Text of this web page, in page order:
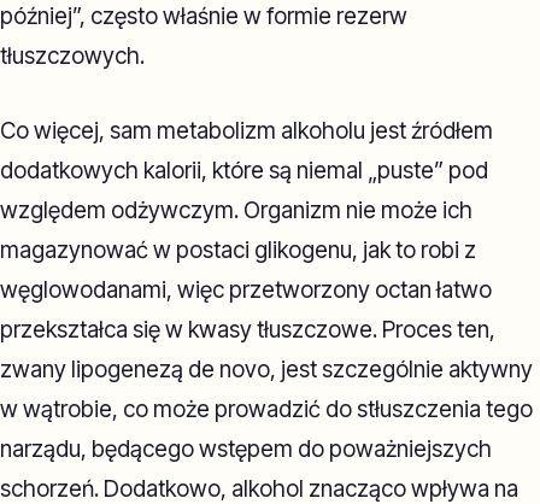
później”, często właśnie w formie rezerw
tłuszczowych.
Co więcej, sam metabolizm alkoholu jest źródłem
dodatkowych kalorii, które są niemal „puste” pod
względem odżywczym. Organizm nie może ich
magazynować w postaci glikogenu, jak to robi z
węglowodanami, więc przetworzony octan łatwo
przekształca się w kwasy tłuszczowe. Proces ten,
zwany lipogenezą de novo, jest szczególnie aktywny
w wątrobie, co może prowadzić do stłuszczenia tego
narządu, będącego wstępem do poważniejszych
schorzeń. Dodatkowo, alkohol znacząco wpływa na